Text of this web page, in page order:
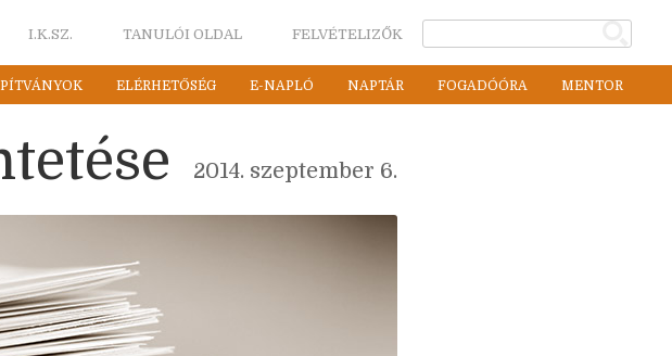
I.K.SZ. TANULÓI OLDAL FELVÉTELIZŐK
ELÉRHETŐSÉG E-NAPLÓ NAPTÁR FOGADÓÓRA MENTOR
2014. szeptember 6.